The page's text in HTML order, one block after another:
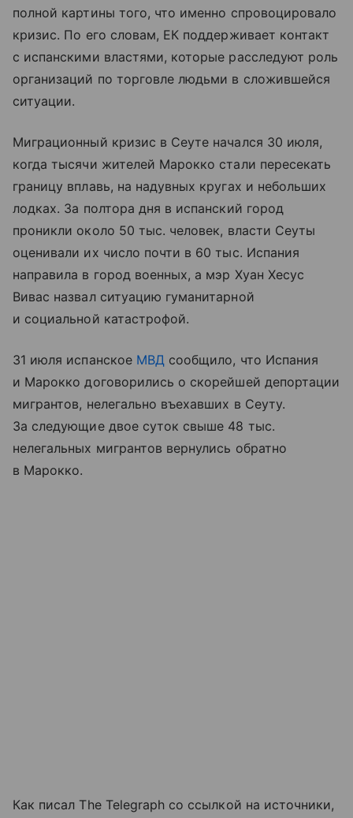
полной картины того, что именно спровоцировало
кризис. По его словам, ЕК поддерживает контакт
с испанскими властями, которые расследуют роль
организаций по торговле людьми в сложившейся
ситуации.
Миграционный кризис в Сеуте начался 30 июля,
когда тысячи жителей Марокко стали пересекать
границу вплавь, на надувных кругах и небольших
лодках. За полтора дня в испанский город
проникли около 50 тыс. человек, власти Сеуты
оценивали их число почти в 60 тыс. Испания
направила в город военных, а мэр Хуан Хесус
Вивас назвал ситуацию гуманитарной
и социальной катастрофой.
31 июля испанское МВД сообщило, что Испания
и Марокко договорились о скорейшей депортации
мигрантов, нелегально въехавших в Сеуту.
За следующие двое суток свыше 48 тыс.
нелегальных мигрантов вернулись обратно
в Марокко.
Как писал The Telegraph со ссылкой на источники,